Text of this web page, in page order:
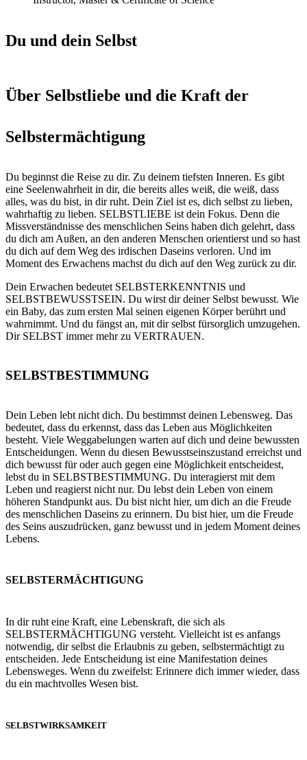
Du und dein Selbst
Über Selbstliebe und die Kraft der
Selbstermächtigung
Du beginnst die Reise zu dir. Zu deinem tiefsten Inneren. Es gibt
eine Seelenwahrheit in dir, die bereits alles weiß, die weiß, dass
alles, was du bist, in dir ruht. Dein Ziel ist es, dich selbst zu lieben,
wahrhaftig zu lieben. SELBSTLIEBE ist dein Fokus. Denn die
Missverständnisse des menschlichen Seins haben dich gelehrt, dass
du dich am Außen, an den anderen Menschen orientierst und so hast
du dich auf dem Weg des irdischen Daseins verloren. Und im
Moment des Erwachens machst du dich auf den Weg zurück zu dir.
Dein Erwachen bedeutet SELBSTERKENNTNIS und
SELBSTBEWUSSTSEIN. Du wirst dir deiner Selbst bewusst. Wie
ein Baby, das zum ersten Mal seinen eigenen Körper berührt und
wahrnimmt. Und du fängst an, mit dir selbst fürsorglich umzugehen.
Dir SELBST immer mehr zu VERTRAUEN.
SELBSTBESTIMMUNG
Dein Leben lebt nicht dich. Du bestimmst deinen Lebensweg. Das
bedeutet, dass du erkennst, dass das Leben aus Möglichkeiten
besteht. Viele Weggabelungen warten auf dich und deine bewussten
Entscheidungen. Wenn du diesen Bewusstseinszustand erreichst und
dich bewusst für oder auch gegen eine Möglichkeit entscheidest,
lebst du in SELBSTBESTIMMUNG. Du interagierst mit dem
Leben und reagierst nicht nur. Du lebst dein Leben von einem
höheren Standpunkt aus. Du bist nicht hier, um dich an die Freude
des menschlichen Daseins zu erinnern. Du bist hier, um die Freude
des Seins auszudrücken, ganz bewusst und in jedem Moment deines
Lebens.
SELBSTERMÄCHTIGUNG
In dir ruht eine Kraft, eine Lebenskraft, die sich als
SELBSTERMÄCHTIGUNG versteht. Vielleicht ist es anfangs
notwendig, dir selbst die Erlaubnis zu geben, selbstermächtigt zu
entscheiden. Jede Entscheidung ist eine Manifestation deines
Lebensweges. Wenn du zweifelst: Erinnere dich immer wieder, dass
du ein machtvolles Wesen bist.
SELBSTWIRKSAMKEIT